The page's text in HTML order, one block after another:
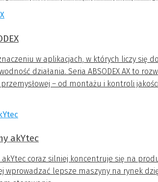
w aplikacjach, w których liczy się
działania. Seria ABSODEX AX to
– od montażu i kontroli
akYtec
coraz silniej koncentruje się na
wprowadzać lepsze maszyny na rynek